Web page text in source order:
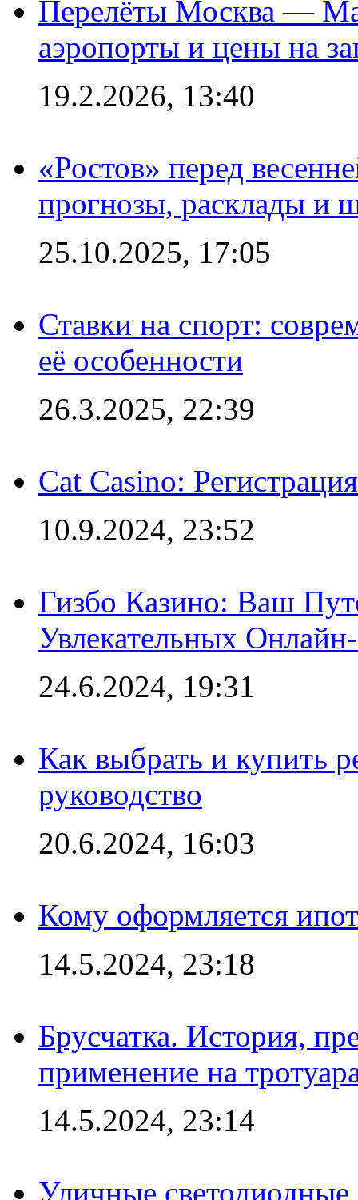
Перелёты Москва —
аэропорты и цены на
19.2.2026, 13:40
«Ростов» перед
прогнозы, расклады и
25.10.2025, 17:05
Ставки на спорт:
её особенности
26.3.2025, 22:39
Cat Casino:
10.9.2024, 23:52
Гизбо Казино: Ваш
Увлекательных
24.6.2024, 19:31
Как выбрать и купить
руководство
20.6.2024, 16:03
Кому оформляется
14.5.2024, 23:18
Брусчатка. История,
применение на
14.5.2024, 23:14
Уличные